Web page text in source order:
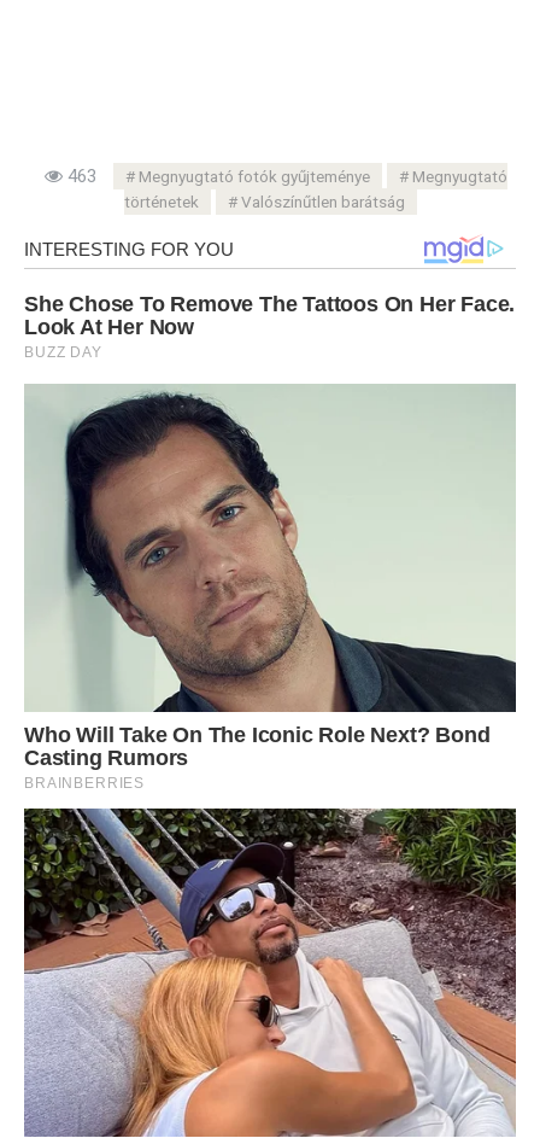
463 Megnyugtató fotók gyűjteménye
Megnyugtató
történetek
Valószínűtlen barátság